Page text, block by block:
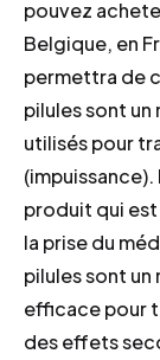
pouvez
Belgique, en
permettra de
pilules sont
utilisés pour
produit qui
la prise du
pilules sont
efficace pour
des effets